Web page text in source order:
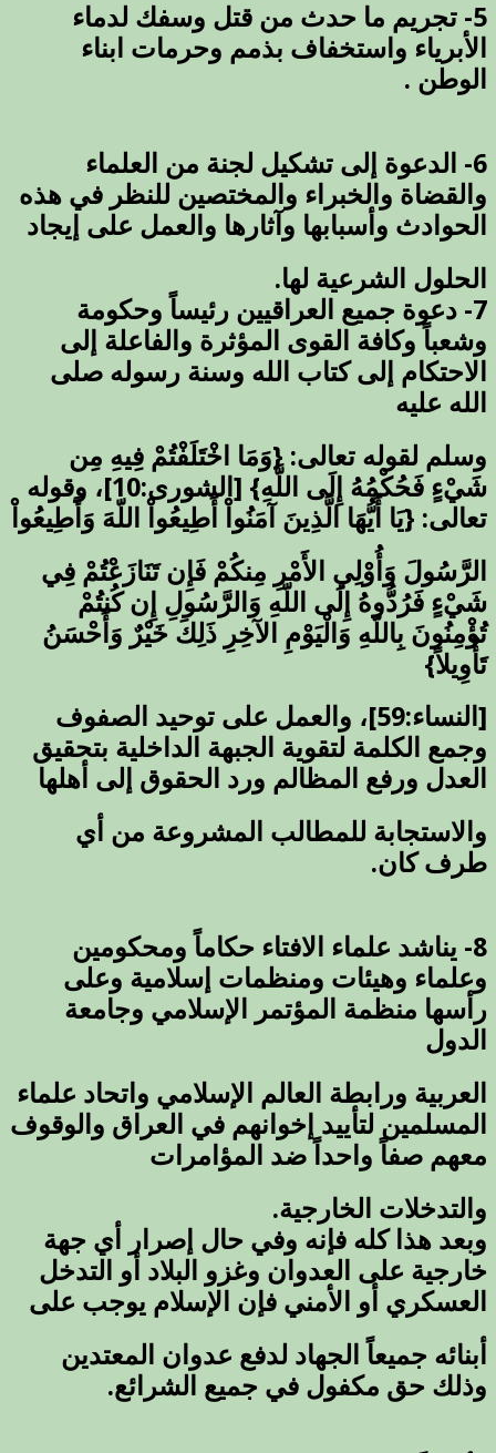
5- تجريم ما حدث من قتل وسفك لدماء
الأبرياء واستخفاف بذمم وحرمات ابناء
الوطن .
6- الدعوة إلى تشكيل لجنة من العلماء
والقضاة والخبراء والمختصين للنظر في هذه
الحوادث وأسبابها وآثارها والعمل على إيجاد
الحلول الشرعية لها.
7- دعوة جميع العراقيين رئيساً وحكومة
وشعباً وكافة القوى المؤثرة والفاعلة إلى
الاحتكام إلى كتاب الله وسنة رسوله صلى
الله عليه
وسلم لقوله تعالى: {وَمَا اخْتَلَفْتُمْ فِيهِ مِن
شَيْءٍ فَحُكْمُهُ إِلَى اللَّهِ} [الشورى:10]، وقوله
تعالى: {يَا أَيُّهَا الَّذِينَ آمَنُواْ أَطِيعُواْ اللّهَ وَأَطِيعُواْ
الرَّسُولَ وَأُوْلِي الأَمْرِ مِنكُمْ فَإِن تَنَازَعْتُمْ فِي
شَيْءٍ فَرُدُّوهُ إِلَى اللّهِ وَالرَّسُولِ إِن كُنتُمْ
تُؤْمِنُونَ بِاللّهِ وَالْيَوْمِ الآخِرِ ذَلِكَ خَيْرٌ وَأَحْسَنُ
تَأْوِيلاً}
[النساء:59]، والعمل على توحيد الصفوف
وجمع الكلمة لتقوية الجبهة الداخلية بتحقيق
العدل ورفع المظالم ورد الحقوق إلى أهلها
والاستجابة للمطالب المشروعة من أي
طرف كان.
8- يناشد علماء الافتاء حكاماً ومحكومين
وعلماء وهيئات ومنظمات إسلامية وعلى
رأسها منظمة المؤتمر الإسلامي وجامعة
الدول
العربية ورابطة العالم الإسلامي واتحاد علماء
المسلمين لتأييد إخوانهم في العراق والوقوف
معهم صفاً واحداً ضد المؤامرات
والتدخلات الخارجية.
وبعد هذا كله فإنه وفي حال إصرار أي جهة
خارجية على العدوان وغزو البلاد أو التدخل
العسكري أو الأمني فإن الإسلام يوجب على
أبنائه جميعاً الجهاد لدفع عدوان المعتدين
وذلك حق مكفول في جميع الشرائع.